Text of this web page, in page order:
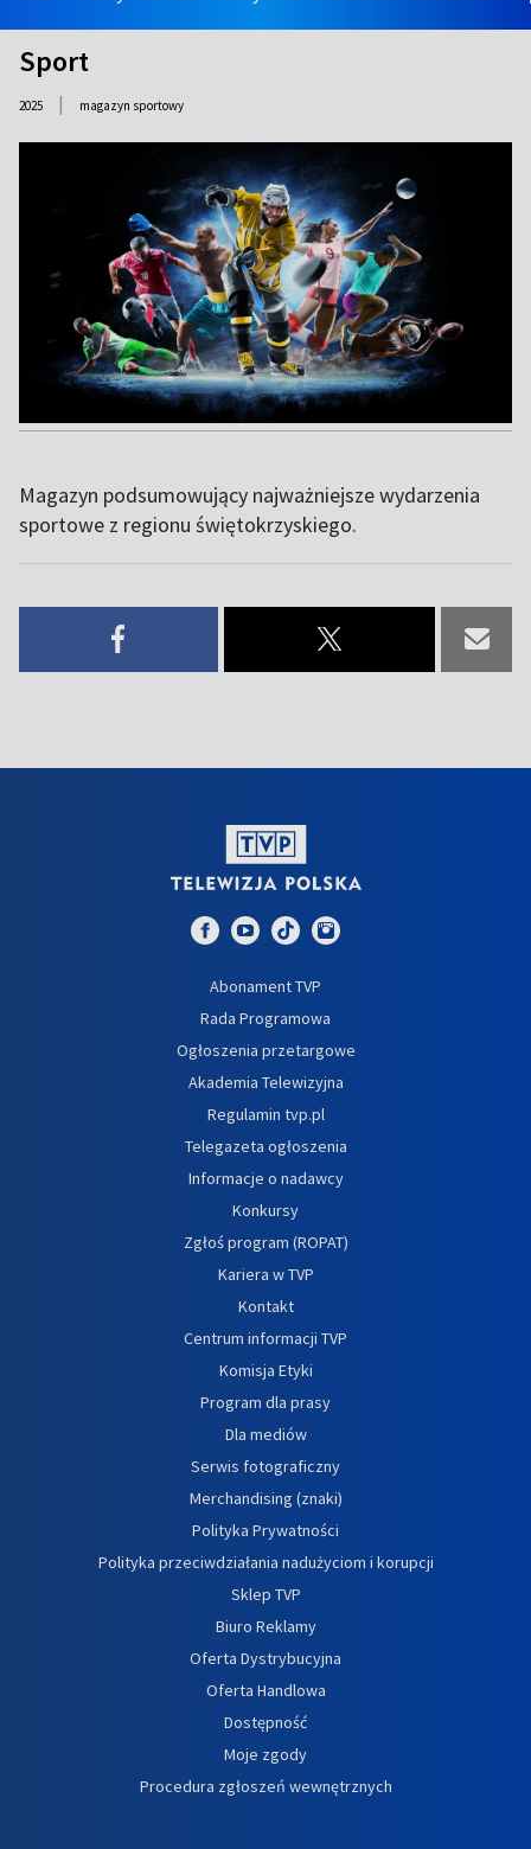
Sport
2025 | magazyn sportowy
Magazyn podsumowujący najważniejsze wydarzenia
sportowe z regionu świętokrzyskiego.
Abonament TVP
Rada Programowa
Ogłoszenia przetargowe
Akademia Telewizyjna
Regulamin tvp.pl
Telegazeta ogłoszenia
Informacje o nadawcy
Konkursy
Zgłoś program (ROPAT)
Kariera w TVP
Kontakt
Centrum informacji TVP
Komisja Etyki
Program dla prasy
Dla mediów
Serwis fotograficzny
Merchandising (znaki)
Polityka Prywatności
Polityka przeciwdziałania nadużyciom i korupcji
Sklep TVP
Biuro Reklamy
Oferta Dystrybucyjna
Oferta Handlowa
Dostępność
Moje zgody
Procedura zgłoszeń wewnętrznych